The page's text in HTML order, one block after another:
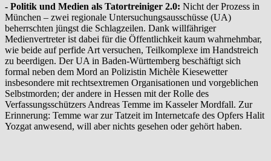
- Politik und Medien als Tatortreiniger 2.0: Nicht der Prozess in
München – zwei regionale Untersuchungsausschüsse (UA)
beherrschten jüngst die Schlagzeilen. Dank willfähriger
Medienvertreter ist dabei für die Öffentlichkeit kaum wahrnehmbar,
wie beide auf perfide Art versuchen, Teilkomplexe im Handstreich
zu beerdigen. Der UA in Baden-Württemberg beschäftigt sich
formal neben dem Mord an Polizistin Michèle Kiesewetter
insbesondere mit rechtsextremen Organisationen und vorgeblichen
Selbstmorden; der andere in Hessen mit der Rolle des
Verfassungsschützers Andreas Temme im Kasseler Mordfall. Zur
Erinnerung: Temme war zur Tatzeit im Internetcafe des Opfers Halit
Yozgat anwesend, will aber nichts gesehen oder gehört haben.